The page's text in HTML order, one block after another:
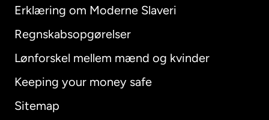
Erklæring om Moderne Slaveri
Regnskabsopgørelser
Lønforskel mellem mænd og kvinder
Keeping your money safe
Sitemap
International English
Australien